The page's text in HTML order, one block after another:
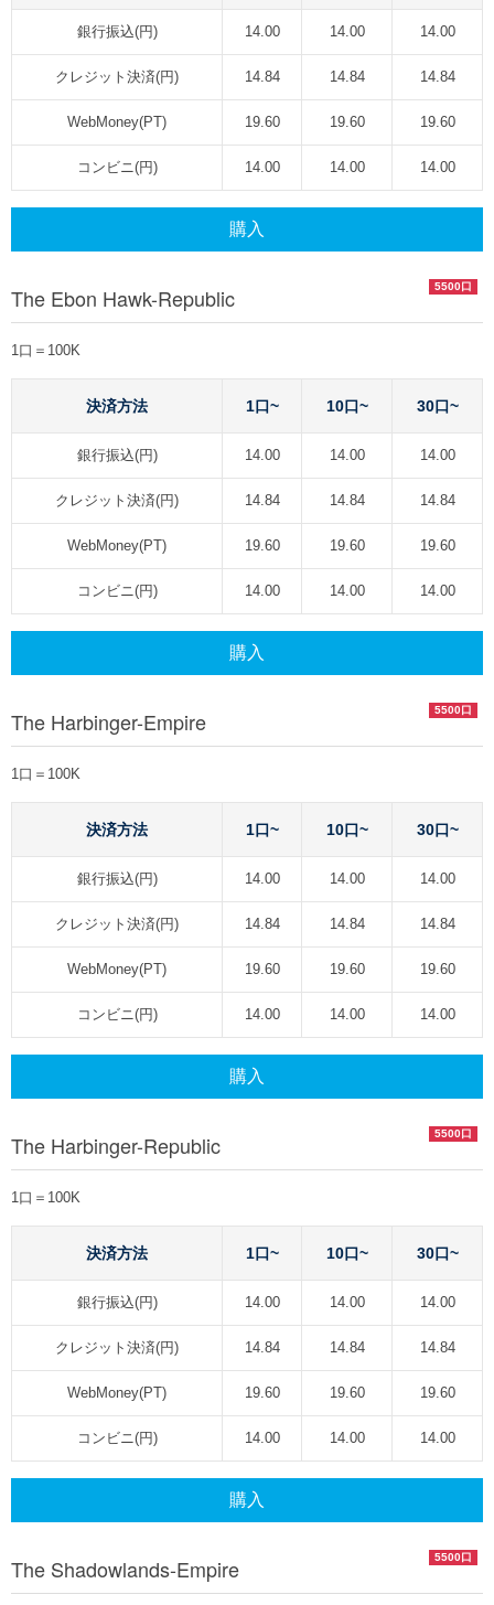
銀行振込(円) 14.00 14.00 14.00
クレジット決済(円) 14.84 14.84 14.84
WebMoney(PT) 19.60 19.60 19.60
コンビニ(円) 14.00 14.00 14.00
購入
5500口
The Ebon Hawk-Republic
1口＝100K
決済方法 1口~ 10口~ 30口~
銀行振込(円) 14.00 14.00 14.00
クレジット決済(円) 14.84 14.84 14.84
WebMoney(PT) 19.60 19.60 19.60
コンビニ(円) 14.00 14.00 14.00
購入
5500口
The Harbinger-Empire
1口＝100K
決済方法 1口~ 10口~ 30口~
銀行振込(円) 14.00 14.00 14.00
クレジット決済(円) 14.84 14.84 14.84
WebMoney(PT) 19.60 19.60 19.60
コンビニ(円) 14.00 14.00 14.00
購入
5500口
The Harbinger-Republic
1口＝100K
決済方法 1口~ 10口~ 30口~
銀行振込(円) 14.00 14.00 14.00
クレジット決済(円) 14.84 14.84 14.84
WebMoney(PT) 19.60 19.60 19.60
コンビニ(円) 14.00 14.00 14.00
購入
5500口
The Shadowlands-Empire